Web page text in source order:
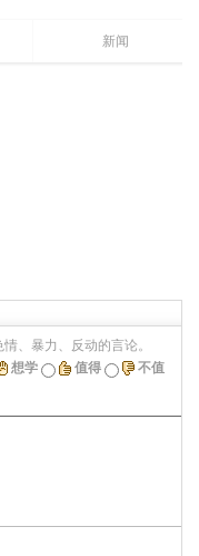
新闻
、暴力、反动的言论。
想学
值得 不值